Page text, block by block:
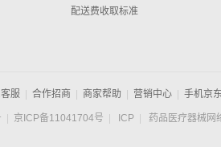
配送费收取标准
服 合作招商 商家帮助 营销中心 手机京
京ICP备11041704号 ICP 药品医疗器械网